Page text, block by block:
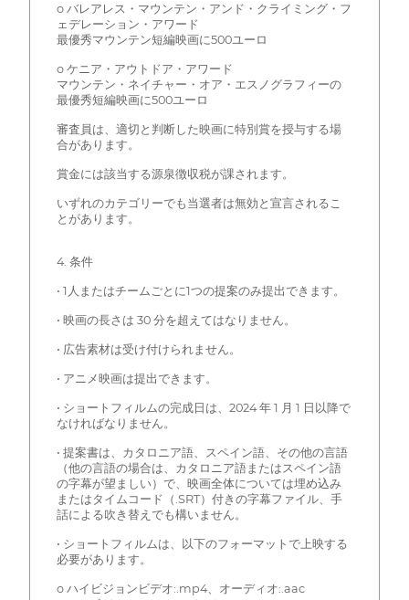
o バレアレス・マウンテン・アンド・クライミング・フ
ェデレーション・アワード
最優秀マウンテン短編映画に500ユーロ
o ケニア・アウトドア・アワード
マウンテン・ネイチャー・オア・エスノグラフィーの
最優秀短編映画に500ユーロ
審査員は、適切と判断した映画に特別賞を授与する場
合があります。
賞金には該当する源泉徴収税が課されます。
いずれのカテゴリーでも当選者は無効と宣言されるこ
とがあります。
4. 条件
• 1人またはチームごとに1つの提案のみ提出できます。
• 映画の長さは 30 分を超えてはなりません。
• 広告素材は受け付けられません。
• アニメ映画は提出できます。
• ショートフィルムの完成日は、2024 年 1 月 1 日以降で
なければなりません。
• 提案書は、カタロニア語、スペイン語、その他の言語
（他の言語の場合は、カタロニア語またはスペイン語
の字幕が望ましい）で、映画全体については埋め込み
またはタイムコード（.SRT）付きの字幕ファイル、手
話による吹き替えでも構いません。
• ショートフィルムは、以下のフォーマットで上映する
必要があります。
o ハイビジョンビデオ:.mp4、オーディオ:.aac